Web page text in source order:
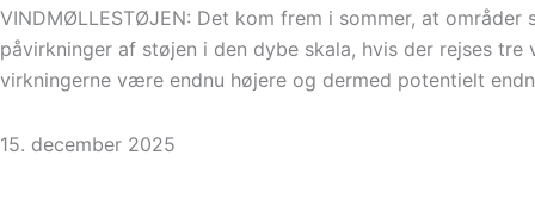
VINDMØLLESTØJEN: Det kom frem i sommer, at
påvirkninger af støjen i den dybe skala, hvis der rejses
virkningerne være endnu højere og dermed potentielt
15. december 2025